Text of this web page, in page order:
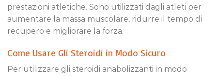
prestazioni atletiche. Sono utilizzati dagli atleti per
aumentare la massa muscolare, ridurre il tempo di
recupero e migliorare la forza.
Come Usare Gli Steroidi in Modo Sicuro
Per utilizzare gli steroidi anabolizzanti in modo